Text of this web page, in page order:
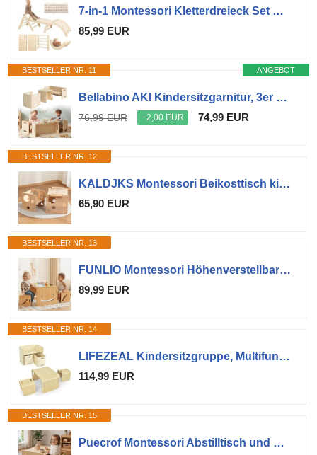
7-in-1 Montessori Kletterdreieck Set mit Rutsche, Kletterbogen & weichem Kissen – Holz Klettergerüst für Babys & Kleinkinder ab 1–3 Jahre, Indoor Spielgerät, faltbar & sicher (Naturholzfarbe)
85,99 EUR
ANGEBOT
BESTSELLER NR. 11
Bellabino AKI Kindersitzgarnitur, 3er Set Kindermöbel, Natur
76,99 EUR −2,00 EUR 74,99 EUR
BESTSELLER NR. 12
KALDJKS Montessori Beikosttisch kindertisch mit stühlen für Kleinkinder 1-3 Jahre, höhenverstellbar, Kinder-Tisch und Stuhl zum Lesen/Essen/Spielen, einfach aufzubauen
65,90 EUR
BESTSELLER NR. 13
FUNLIO Montessori Höhenverstellbares kindertisch mit 2 stühlen für 1-3 Jährige, hochwertiger Massivholz Kinder Tisch Stuhl Set, zum Lesen/Essen/Spielen, einfach aufzubauen - Quadratischer Tisch
89,99 EUR
BESTSELLER NR. 14
LIFEZEAL Kindersitzgruppe, Multifunktionaler Kindertisch mit 2 Stühlen, Kinder Tisch Stuhl Set für Kinder ab 3 Jahren, Lerntisch Sitzgruppe für Kindergarten, Wohnzimmer (Natur)
114,99 EUR
BESTSELLER NR. 15
Puecrof Montessori Abstilltisch und Stuhl aus Massivholz - Tisch- und Stuhlset für Kleinkinder, Montessori Möbel für Kinder